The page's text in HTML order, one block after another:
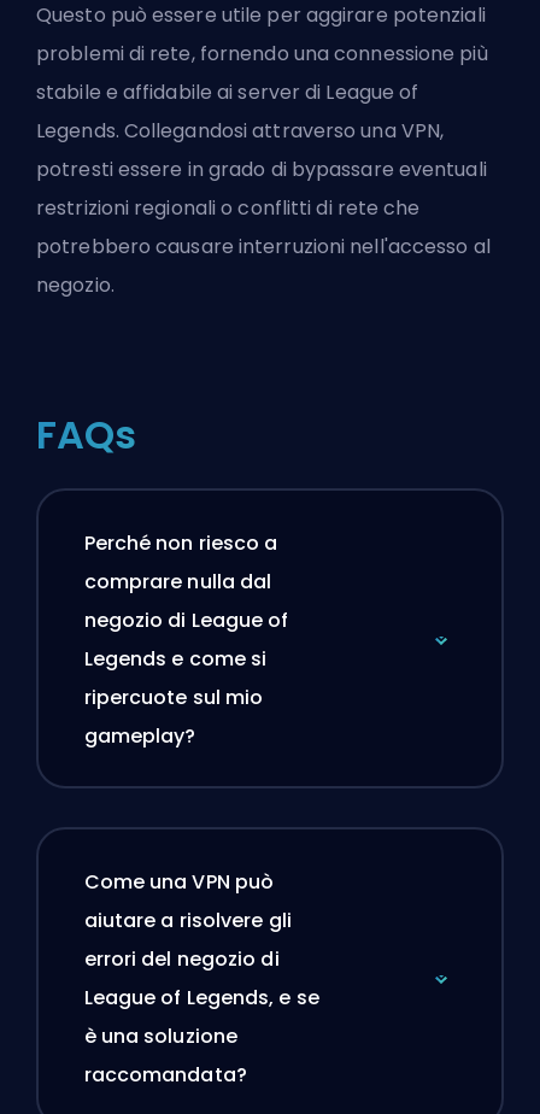
Questo può essere utile per aggirare potenziali
problemi di rete, fornendo una connessione più
stabile e affidabile ai server di League of
Legends. Collegandosi attraverso una VPN,
potresti essere in grado di bypassare eventuali
restrizioni regionali o conflitti di rete che
potrebbero causare interruzioni nell'accesso al
negozio.
FAQs
Perché non riesco a
comprare nulla dal
negozio di League of
Legends e come si
ripercuote sul mio
gameplay?
Come una VPN può
aiutare a risolvere gli
errori del negozio di
League of Legends, e se
è una soluzione
raccomandata?